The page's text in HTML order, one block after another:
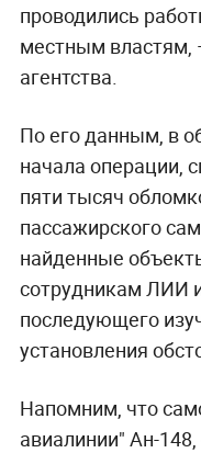
проводились
местным властям,
агентства.
По его данным, в
начала операции,
пяти тысяч
пассажирского
найденные
сотрудникам ЛИИ
последующего
установления
Напомним, что
авиалинии" Ан-